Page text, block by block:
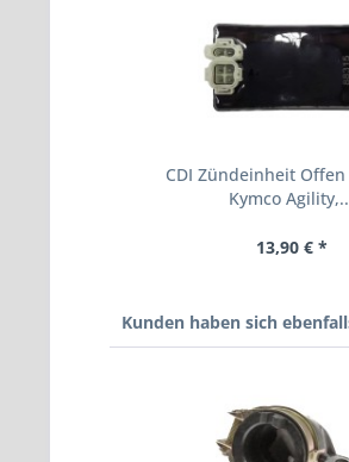
CDI Zündeinheit
Kymco
13,90 € *
Kunden haben sich